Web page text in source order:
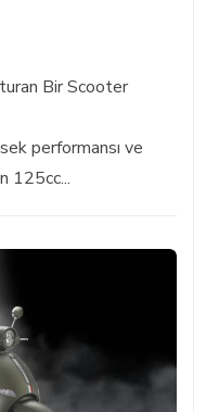
Bir Scooter
performansı ve
125cc...